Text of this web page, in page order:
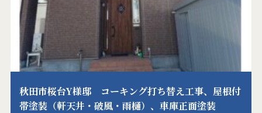
秋田市桜台Y様邸 コーキング打ち替え工事、屋根付
帯塗装（軒天井・破風・雨樋）、車庫正面塗装